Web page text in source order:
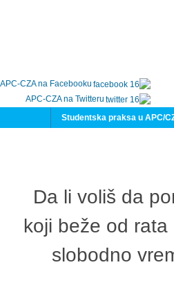
APC-CZA na Facebooku
APC-CZA na Twitteru
Studentska praksa u APC/
Da li voliš da
koji beže od
slobodno